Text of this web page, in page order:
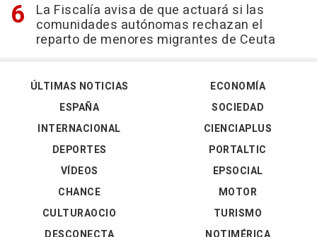
La Fiscalía avisa de que actuará si las
comunidades autónomas rechazan el
reparto de menores migrantes de Ceuta
ÚLTIMAS NOTICIAS
ESPAÑA
INTERNACIONAL
DEPORTES
VÍDEOS
ECONOMÍA
SOCIEDAD
CIENCIAPLUS
PORTALTIC
EPSOCIAL
CHANCE
CULTURAOCIO
MOTOR
TURISMO